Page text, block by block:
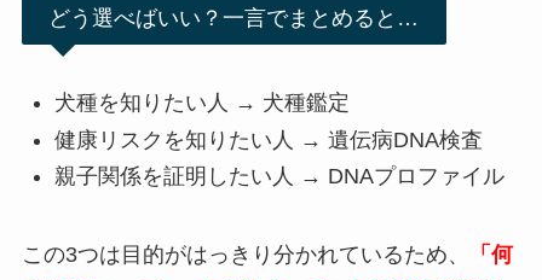
どう選べばいい？一言でまとめると…
犬種を知りたい人 → 犬種鑑定
健康リスクを知りたい人 → 遺伝病DNA検査
親子関係を証明したい人 → DNAプロファイル
この3つは目的がはっきり分かれているため、
「何